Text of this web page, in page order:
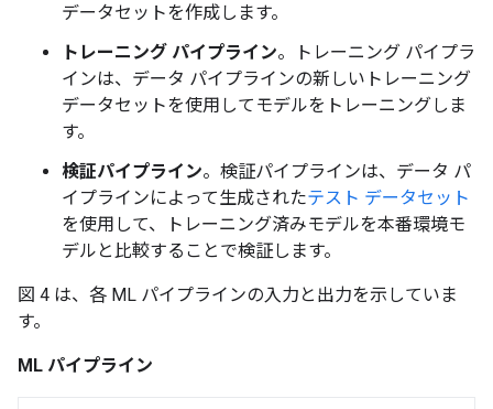
データセットを作成します。
トレーニング パイプライン。トレーニング パイプラ
インは、データ パイプラインの新しいトレーニング
データセットを使用してモデルをトレーニングしま
す。
検証パイプライン。検証パイプラインは、データ パ
イプラインによって生成されたテスト データセット
を使用して、トレーニング済みモデルを本番環境モ
デルと比較することで検証します。
図 4 は、各 ML パイプラインの入力と出力を示していま
す。
ML パイプライン